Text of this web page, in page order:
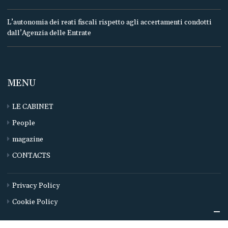
L’autonomia dei reati fiscali rispetto agli accertamenti condotti
dall’Agenzia delle Entrate
MENU
LE CABINET
People
magazine
CONTACTS
Privacy Policy
Cookie Policy